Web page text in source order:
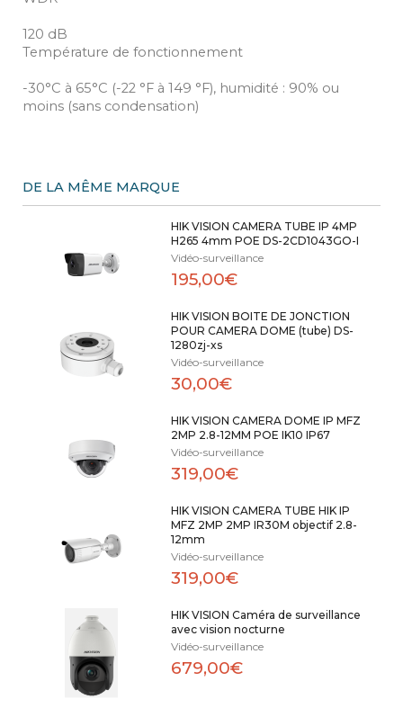
120 dB
Température de fonctionnement
-30°C à 65°C (-22 °F à 149 °F), humidité : 90% ou
moins (sans condensation)
DE LA MÊME MARQUE
HIK VISION CAMERA TUBE IP 4MP
H265 4mm POE DS-2CD1043GO-I
Vidéo-surveillance
195,00€
HIK VISION BOITE DE JONCTION
POUR CAMERA DOME (tube) DS-
1280zj-xs
Vidéo-surveillance
30,00€
HIK VISION CAMERA DOME IP MFZ
2MP 2.8-12MM POE IK10 IP67
Vidéo-surveillance
319,00€
HIK VISION CAMERA TUBE HIK IP
MFZ 2MP 2MP IR30M objectif 2.8-
12mm
Vidéo-surveillance
319,00€
HIK VISION Caméra de surveillance
avec vision nocturne
Vidéo-surveillance
679,00€